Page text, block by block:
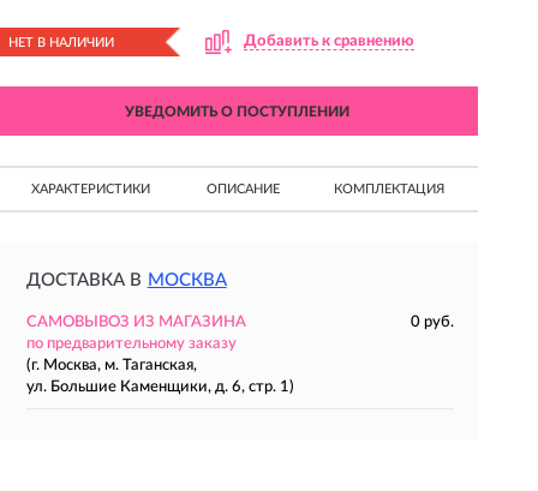
НЕТ В НАЛИЧИИ Добавить к сравнению
УВЕДОМИТЬ О ПОСТУПЛЕНИИ
ХАРАКТЕРИСТИКИ ОПИСАНИЕ КОМПЛЕКТАЦИЯ
ДОСТАВКА В МОСКВА
САМОВЫВОЗ ИЗ МАГАЗИНА
0 руб.
по предварительному заказу
(г. Москва, м. Таганская,
ул. Большие Каменщики, д. 6, стр. 1)